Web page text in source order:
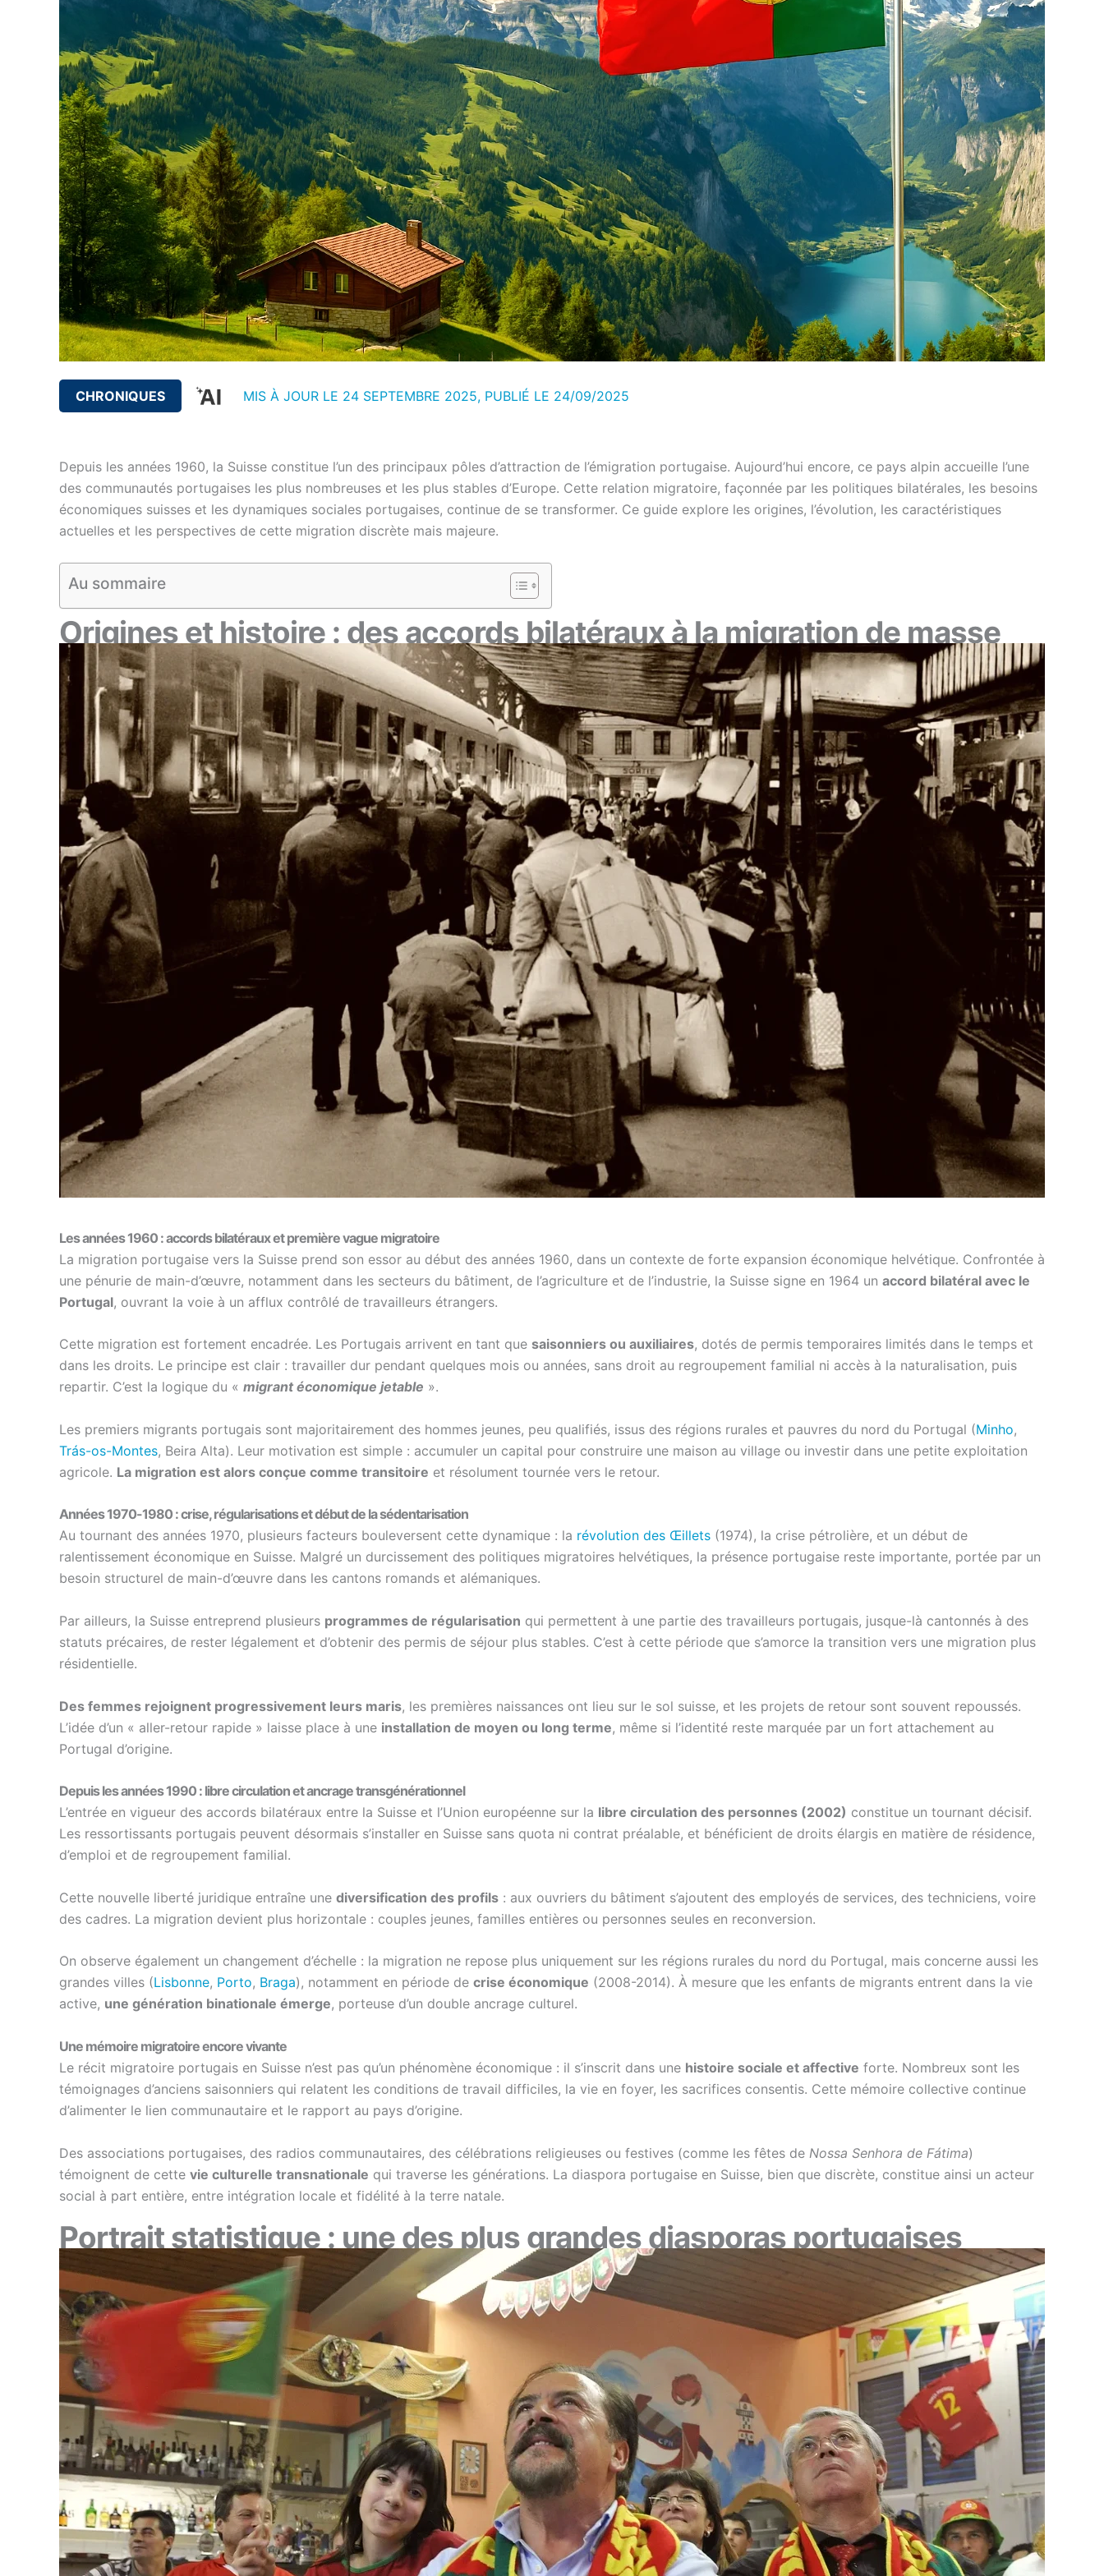
CHRONIQUES MIS À JOUR LE 24 SEPTEMBRE 2025, PUBLIÉ LE 24/09/2025
Depuis les années 1960, la Suisse constitue l’un des principaux pôles d’attraction de l’émigration portugaise. Aujourd’hui encore, ce pays alpin accueille l’une
des communautés portugaises les plus nombreuses et les plus stables d’Europe. Cette relation migratoire, façonnée par les politiques bilatérales, les besoins
économiques suisses et les dynamiques sociales portugaises, continue de se transformer. Ce guide explore les origines, l’évolution, les caractéristiques
actuelles et les perspectives de cette migration discrète mais majeure.
Au sommaire
Origines et histoire : des accords bilatéraux à la migration de masse
Les années 1960 : accords bilatéraux et première vague migratoire
La migration portugaise vers la Suisse prend son essor au début des années 1960, dans un contexte de forte expansion économique helvétique. Confrontée à
une pénurie de main-d’œuvre, notamment dans les secteurs du bâtiment, de l’agriculture et de l’industrie, la Suisse signe en 1964 un accord bilatéral avec le
Portugal, ouvrant la voie à un afflux contrôlé de travailleurs étrangers.
Cette migration est fortement encadrée. Les Portugais arrivent en tant que saisonniers ou auxiliaires, dotés de permis temporaires limités dans le temps et
dans les droits. Le principe est clair : travailler dur pendant quelques mois ou années, sans droit au regroupement familial ni accès à la naturalisation, puis
repartir. C’est la logique du « migrant économique jetable ».
Les premiers migrants portugais sont majoritairement des hommes jeunes, peu qualifiés, issus des régions rurales et pauvres du nord du Portugal (Minho,
Trás-os-Montes, Beira Alta). Leur motivation est simple : accumuler un capital pour construire une maison au village ou investir dans une petite exploitation
agricole. La migration est alors conçue comme transitoire et résolument tournée vers le retour.
Années 1970-1980 : crise, régularisations et début de la sédentarisation
Au tournant des années 1970, plusieurs facteurs bouleversent cette dynamique : la révolution des Œillets (1974), la crise pétrolière, et un début de
ralentissement économique en Suisse. Malgré un durcissement des politiques migratoires helvétiques, la présence portugaise reste importante, portée par un
besoin structurel de main-d’œuvre dans les cantons romands et alémaniques.
Par ailleurs, la Suisse entreprend plusieurs programmes de régularisation qui permettent à une partie des travailleurs portugais, jusque-là cantonnés à des
statuts précaires, de rester légalement et d’obtenir des permis de séjour plus stables. C’est à cette période que s’amorce la transition vers une migration plus
résidentielle.
Des femmes rejoignent progressivement leurs maris, les premières naissances ont lieu sur le sol suisse, et les projets de retour sont souvent repoussés.
L’idée d’un « aller-retour rapide » laisse place à une installation de moyen ou long terme, même si l’identité reste marquée par un fort attachement au
Portugal d’origine.
Depuis les années 1990 : libre circulation et ancrage transgénérationnel
L’entrée en vigueur des accords bilatéraux entre la Suisse et l’Union européenne sur la libre circulation des personnes (2002) constitue un tournant décisif.
Les ressortissants portugais peuvent désormais s’installer en Suisse sans quota ni contrat préalable, et bénéficient de droits élargis en matière de résidence,
d’emploi et de regroupement familial.
Cette nouvelle liberté juridique entraîne une diversification des profils : aux ouvriers du bâtiment s’ajoutent des employés de services, des techniciens, voire
des cadres. La migration devient plus horizontale : couples jeunes, familles entières ou personnes seules en reconversion.
On observe également un changement d’échelle : la migration ne repose plus uniquement sur les régions rurales du nord du Portugal, mais concerne aussi les
grandes villes (Lisbonne, Porto, Braga), notamment en période de crise économique (2008-2014). À mesure que les enfants de migrants entrent dans la vie
active, une génération binationale émerge, porteuse d’un double ancrage culturel.
Une mémoire migratoire encore vivante
Le récit migratoire portugais en Suisse n’est pas qu’un phénomène économique : il s’inscrit dans une histoire sociale et affective forte. Nombreux sont les
témoignages d’anciens saisonniers qui relatent les conditions de travail difficiles, la vie en foyer, les sacrifices consentis. Cette mémoire collective continue
d’alimenter le lien communautaire et le rapport au pays d’origine.
Des associations portugaises, des radios communautaires, des célébrations religieuses ou festives (comme les fêtes de Nossa Senhora de Fátima)
témoignent de cette vie culturelle transnationale qui traverse les générations. La diaspora portugaise en Suisse, bien que discrète, constitue ainsi un acteur
social à part entière, entre intégration locale et fidélité à la terre natale.
Portrait statistique : une des plus grandes diasporas portugaises